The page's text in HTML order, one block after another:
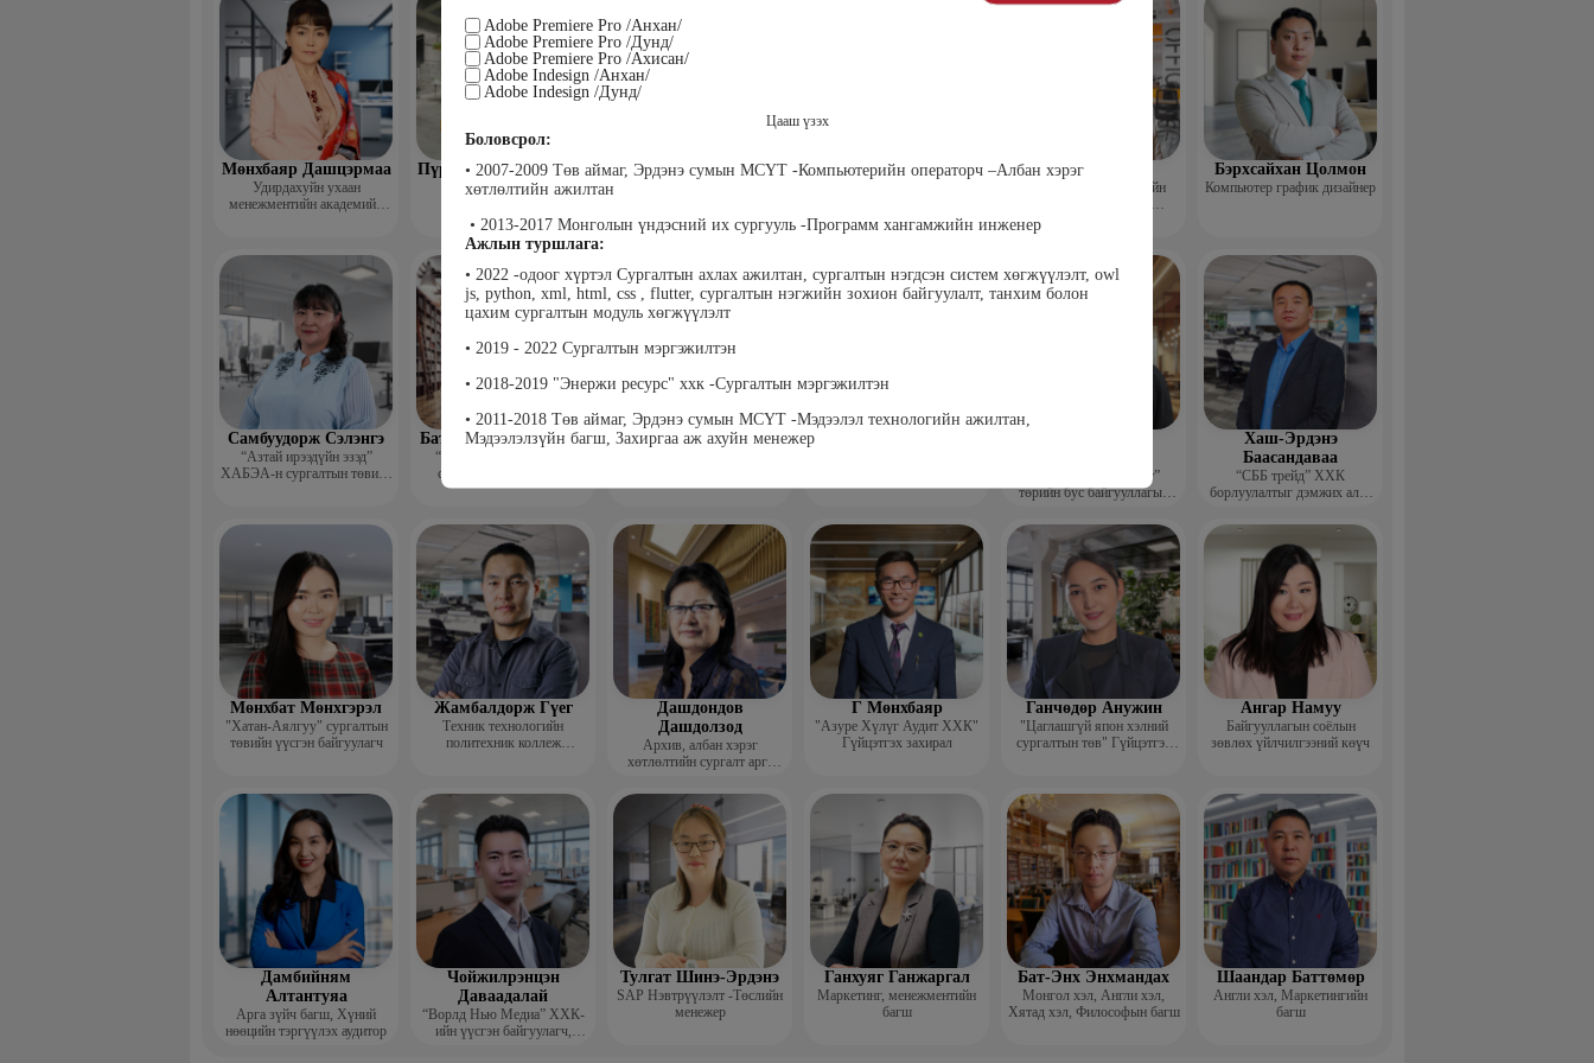
Adobe Premiere Pro /Анхан/
Adobe Premiere Pro /Дунд/
Adobe Premiere Pro /Ахисан/
Adobe Indesign /Анхан/
Adobe Indesign /Дунд/
Цааш үзэх
Боловсрол:
• 2007-2009 Төв аймаг, Эрдэнэ сумын МСҮТ -Компьютерийн операторч –Албан хэрэг
хөтлөлтийн ажилтан
• 2013-2017 Монголын үндэсний их сургууль -Программ хангамжийн инженер
Ажлын туршлага:
• 2022 -одоог хүртэл Сургалтын ахлах ажилтан, сургалтын нэгдсэн систем хөгжүүлэлт, owl
js, python, xml, html, css , flutter, сургалтын нэгжийн зохион байгуулалт, танхим болон
цахим сургалтын модуль хөгжүүлэлт
• 2019 - 2022 Сургалтын мэргэжилтэн
• 2018-2019 "Энержи ресурс" ххк -Сургалтын мэргэжилтэн
• 2011-2018 Төв аймаг, Эрдэнэ сумын МСҮТ -Мэдээлэл технологийн ажилтан,
Мэдээлэлзүйн багш, Захиргаа аж ахуйн менежер
Мөнхбаяр Дашцэрмаа
Удирдахуйн ухаан
менежментийн академийн
Пүрэвдорж Билэгтмаа
Мөнгөнрейс
дизайнер, Багш
Өлзийсайхан Золбаяр
мэргэжилтэн
Т Пүрэвхатан
Хүнс, Хөдөө Аж Ахуйн
платформ -Үүсгэн
Бэрхсайхан Цолмон
Компьютер график дизайнер
Самбуудорж Сэлэнгэ
“Азтай ирээдүйн эзэд”
ХАБЭА-н сургалтын төвийн
Бат-Очир Алтанцэцэг
“Шинэ иргэншил” дээд
сургууль, Политехник
коллежид Нарийн бичгийн
хөтлөлтийн мэргэжлийн
үндсэн багш
Жаргалсайхан
“Бүтээлч хөгжүүлэлт”
төрийн бус байгууллагын
Хаш-Эрдэнэ
Баасандаваа
“СББ трейд” ХХК
борлуулалтыг дэмжих алба
Мөнхбат Мөнхгэрэл
"Хатан-Аялгуу" сургалтын
төвийн үүсгэн байгуулагч
Жамбалдорж Гүег
Техник технологийн
политехник коллеж
Дашдондов
Дашдолзод
Архив, албан хэрэг
хөтлөлтийн сургалт арга
Г Мөнхбаяр
"Азуре Хүлүг Аудит ХХК"
Гүйцэтгэх захирал
Ганчөдөр Анужин
"Цаглашгүй япон хэлний
сургалтын төв" Гүйцэтгэх
Ангар Намуу
Байгууллагын соёлын
зөвлөх үйлчилгээний көүч
Дамбийням
Алтантуяа
Арга зүйч багш, Хүний
нөөцийн тэргүүлэх аудитор
Чойжилрэнцэн
Даваадалай
“Ворлд Нью Медиа” ХХК-
ийн үүсгэн байгуулагч,
Тулгат Шинэ-Эрдэнэ
SAP Нэвтрүүлэлт -Төслийн
менежер
Ганхуяг Ганжаргал
Маркетинг, менежментийн
багш
Бат-Энх Энхмандах
Монгол хэл, Англи хэл,
Хятад хэл, Философын багш
Шаандар Баттөмөр
Англи хэл, Маркетингийн
багш